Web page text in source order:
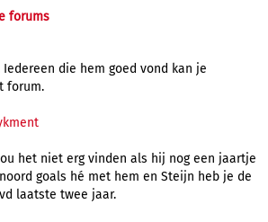
forums
Iedereen die hem goed vond kan je
forum.
het niet erg vinden als hij nog een jaartje
goals hé met hem en Steijn heb je de
laatste twee jaar.